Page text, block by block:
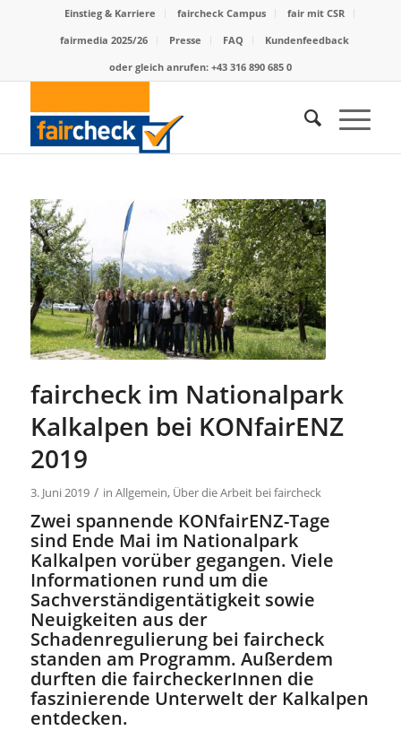
Einstieg & Karriere faircheck Campus
fair mit CSR
fairmedia 2025/26
Presse FAQ
Kundenfeedback
oder gleich anrufen: +43 316 890 685 0
faircheck im Nationalpark
Kalkalpen bei KONfairENZ
2019
3. Juni 2019 / in Allgemein, Über die Arbeit bei faircheck
Zwei spannende KONfairENZ-Tage
sind Ende Mai im Nationalpark
Kalkalpen vorüber gegangen. Viele
Informationen rund um die
Sachverständigentätigkeit sowie
Neuigkeiten aus der
Schadenregulierung bei faircheck
standen am Programm. Außerdem
durften die faircheckerInnen die
faszinierende Unterwelt der Kalkalpen
entdecken.